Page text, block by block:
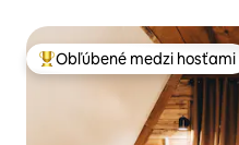
Najobľúbenejšie medzi
Obľúbené medzi hosťami